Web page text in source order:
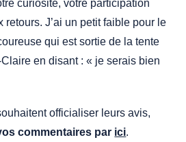
curiosité, votre participation
retours. J’ai un petit faible pour le
qui est sortie de la tente
en disant : « je serais bien
officialiser leurs avis,
commentaires par ici.